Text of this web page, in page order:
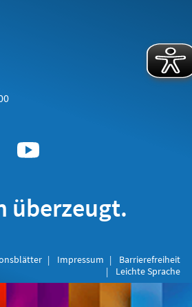
überzeugt.
Impressum
Barrierefreiheit
Leichte Sprache